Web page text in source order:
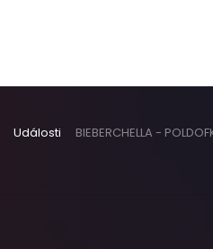
Události BIEBERCHELLA -